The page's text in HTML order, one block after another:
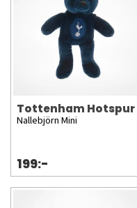
Tottenham Hotspur
Nallebjörn Mini
199:-